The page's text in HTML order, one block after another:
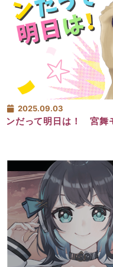
2025.09.03
ンだって明日は！ 宮舞